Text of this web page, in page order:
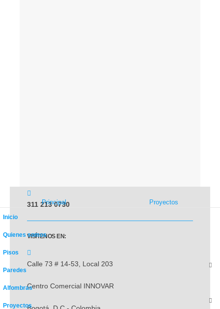
311 213 0730
VISÍTENOS EN:
Calle 73 # 14-53, Local 203
Centro Comercial INNOVAR
Principal Proyectos
Inicio
Quienes somos
Pisos
Paredes
Alfombras
Proyectos